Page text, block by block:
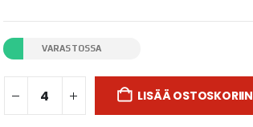
VARASTOSSA
LISÄÄ OSTOSKORIIN